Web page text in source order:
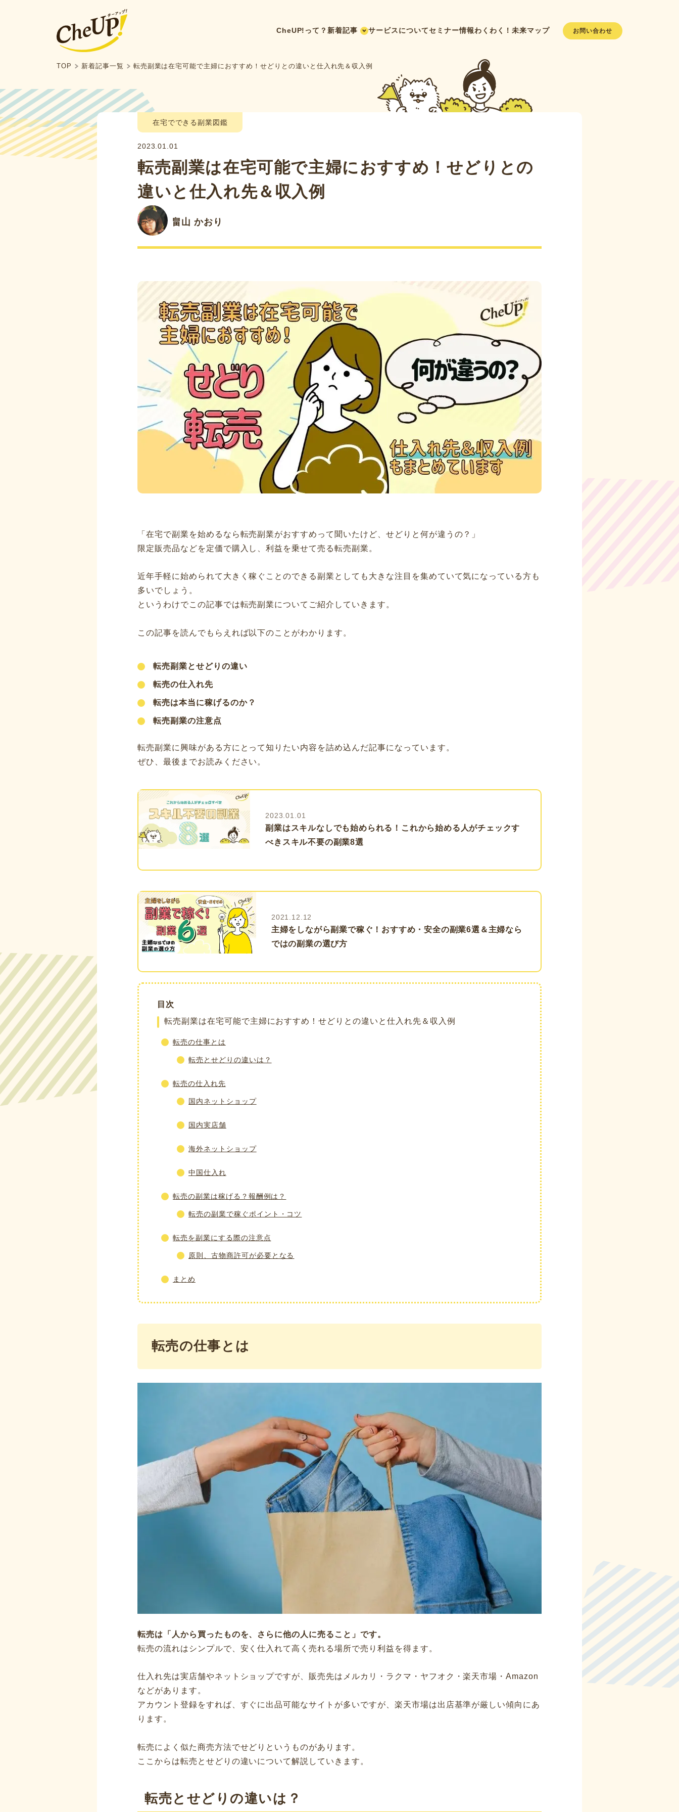
CheUP!って？ 新着記事 サービスについてセミナー情報わくわく！未来マップ お問い合わせ
TOP 新着記事一覧 転売副業は在宅可能で主婦におすすめ！せどりとの違いと仕入れ先＆収入例
在宅でできる副業図鑑
2023.01.01
転売副業は在宅可能で主婦におすすめ！せどりとの
違いと仕入れ先＆収入例
畠山 かおり
「在宅で副業を始めるなら転売副業がおすすめって聞いたけど、せどりと何が違うの？」
限定販売品などを定価で購入し、利益を乗せて売る転売副業。
近年手軽に始められて大きく稼ぐことのできる副業としても大きな注目を集めていて気になっている方も
多いでしょう。
というわけでこの記事では転売副業についてご紹介していきます。
この記事を読んでもらえれば以下のことがわかります。
転売副業とせどりの違い
転売の仕入れ先
転売は本当に稼げるのか？
転売副業の注意点
転売副業に興味がある方にとって知りたい内容を詰め込んだ記事になっています。
ぜひ、最後までお読みください。
2023.01.01
副業はスキルなしでも始められる！これから始める人がチェックす
べきスキル不要の副業8選
2021.12.12
主婦をしながら副業で稼ぐ！おすすめ・安全の副業6選＆主婦なら
ではの副業の選び方
目次
転売副業は在宅可能で主婦におすすめ！せどりとの違いと仕入れ先＆収入例
転売の仕事とは
転売とせどりの違いは？
転売の仕入れ先
国内ネットショップ
国内実店舗
海外ネットショップ
中国仕入れ
転売の副業は稼げる？報酬例は？
転売の副業で稼ぐポイント・コツ
転売を副業にする際の注意点
原則、古物商許可が必要となる
まとめ
転売の仕事とは
転売は「人から買ったものを、さらに他の人に売ること」です。
転売の流れはシンプルで、安く仕入れて高く売れる場所で売り利益を得ます。
仕入れ先は実店舗やネットショップですが、販売先はメルカリ・ラクマ・ヤフオク・楽天市場・Amazon
などがあります。
アカウント登録をすれば、すぐに出品可能なサイトが多いですが、楽天市場は出店基準が厳しい傾向にあ
ります。
転売によく似た商売方法でせどりというものがあります。
ここからは転売とせどりの違いについて解説していきます。
転売とせどりの違いは？